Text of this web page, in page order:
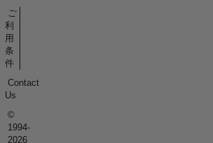
ご
利
用
条
件
Contact
Us
©
1994-
2026